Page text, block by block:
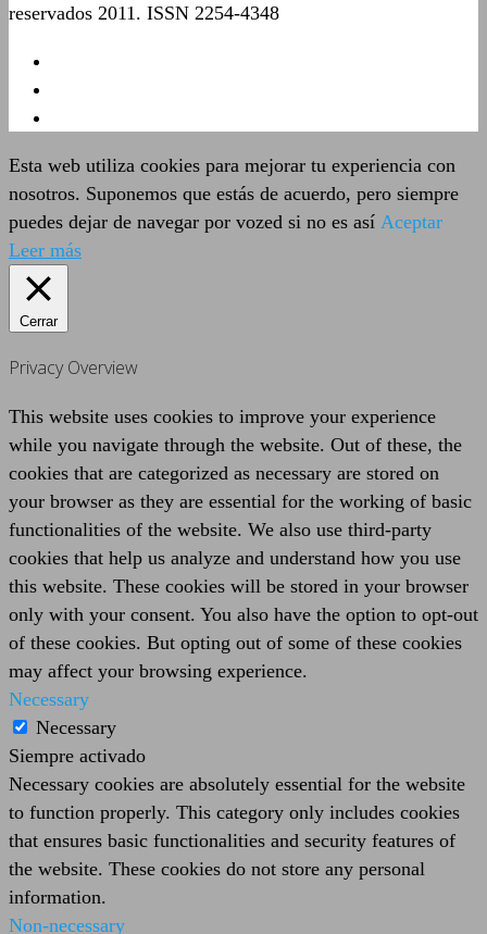
reservados 2011. ISSN 2254-4348
Esta web utiliza cookies para mejorar tu experiencia con
nosotros. Suponemos que estás de acuerdo, pero siempre
puedes dejar de navegar por vozed si no es así Aceptar
Leer más
Cerrar
Privacy Overview
This website uses cookies to improve your experience
while you navigate through the website. Out of these, the
cookies that are categorized as necessary are stored on
your browser as they are essential for the working of basic
functionalities of the website. We also use third-party
cookies that help us analyze and understand how you use
this website. These cookies will be stored in your browser
only with your consent. You also have the option to opt-out
of these cookies. But opting out of some of these cookies
may affect your browsing experience.
Necessary
Necessary
Siempre activado
Necessary cookies are absolutely essential for the website
to function properly. This category only includes cookies
that ensures basic functionalities and security features of
the website. These cookies do not store any personal
information.
Non-necessary